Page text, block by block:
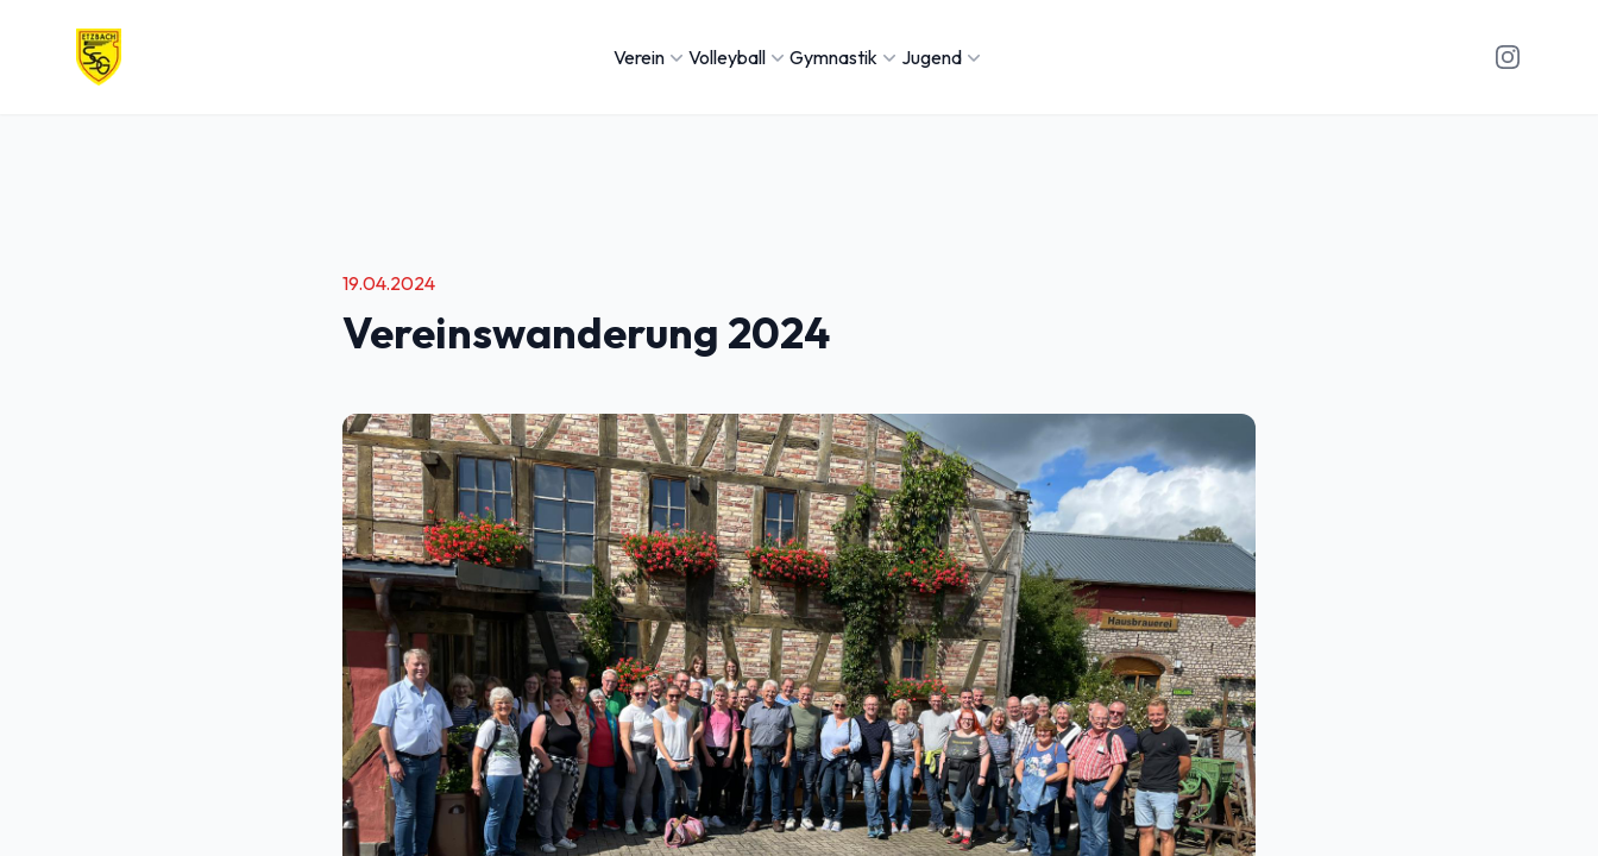
SSG Etzbach
Verein Volleyball Gymnastik Jugend Instagram
19.04.2024
Vereinswanderung 2024